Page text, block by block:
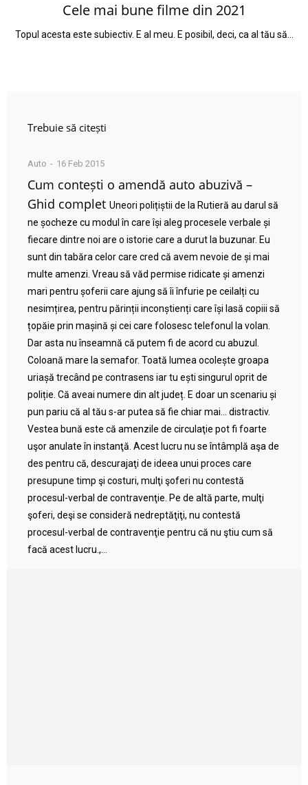
Cele mai bune filme din 2021
Topul acesta este subiectiv. E al meu. E posibil, deci, ca al tău să…
Trebuie să citești
Auto 16 Feb 2015
Cum contești o amendă auto abuzivă –
Ghid complet Uneori polițiștii de la Rutieră au darul să
ne șocheze cu modul în care își aleg procesele verbale și
fiecare dintre noi are o istorie care a durut la buzunar. Eu
sunt din tabăra celor care cred că avem nevoie de și mai
multe amenzi. Vreau să văd permise ridicate și amenzi
mari pentru șoferii care ajung să îi înfurie pe ceilalți cu
nesimțirea, pentru părinții inconștienți care își lasă copiii să
țopăie prin mașină și cei care folosesc telefonul la volan.
Dar asta nu înseamnă că putem fi de acord cu abuzul.
Coloană mare la semafor. Toată lumea ocolește groapa
uriașă trecând pe contrasens iar tu ești singurul oprit de
poliție. Că aveai numere din alt județ. E doar un scenariu și
pun pariu că al tău s-ar putea să fie chiar mai… distractiv.
Vestea bună este că amenzile de circulaţie pot fi foarte
uşor anulate în instanţă. Acest lucru nu se întâmplă aşa de
des pentru că, descurajaţi de ideea unui proces care
presupune timp şi costuri, mulţi şoferi nu contestă
procesul-verbal de contravenţie. Pe de altă parte, mulţi
şoferi, deşi se consideră nedreptăţiţi, nu contestă
procesul-verbal de contravenţie pentru că nu ştiu cum să
facă acest lucru.,...